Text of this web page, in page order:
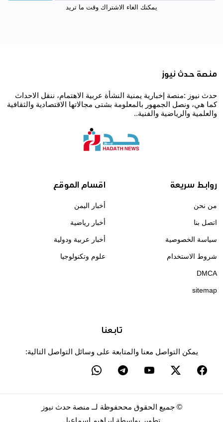
يمكنك الغاء الاشتراك وقت ما تريد
منصة حدث نيوز
حدث نيوز :منصة إخبارية يمنية النشأة عربية الاهتمام، ننقل الاحداث
كما هي، ونصل الجمهور بالمعلومة بشتى مجالاتها الاقتصادية والثقافية
والعلمية والرياضية والفنية..
روابط سريعة
من نحن
اتصل بنا
سياسة الخصوصية
شروط الاستخدام
DMCA
sitemap
اقسام الموقع
أخبار اليمن
أخبار رياضية
أخبار عربية ودولية
علوم وتكنولوجيا
تابعنا
يمكن التواصل معنا والمتابعة على وسائل التواصل التالية:
© جميع الحقوق مححفوظة لــ منصة حدث نيوز
تطوير بواسطة إبراهيم إسماعيل